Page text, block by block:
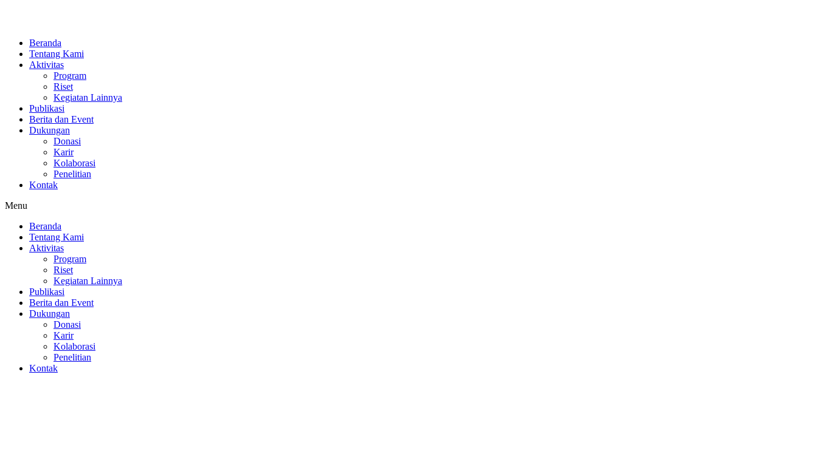
Beranda
Tentang Kami
Aktivitas
Program
Riset
Kegiatan Lainnya
Publikasi
Berita dan Event
Dukungan
Donasi
Karir
Kolaborasi
Penelitian
Kontak
Menu
Beranda
Tentang Kami
Aktivitas
Program
Riset
Kegiatan Lainnya
Publikasi
Berita dan Event
Dukungan
Donasi
Karir
Kolaborasi
Penelitian
Kontak